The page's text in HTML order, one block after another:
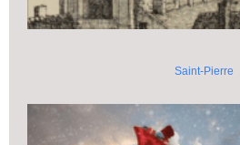
Saint-Pierre